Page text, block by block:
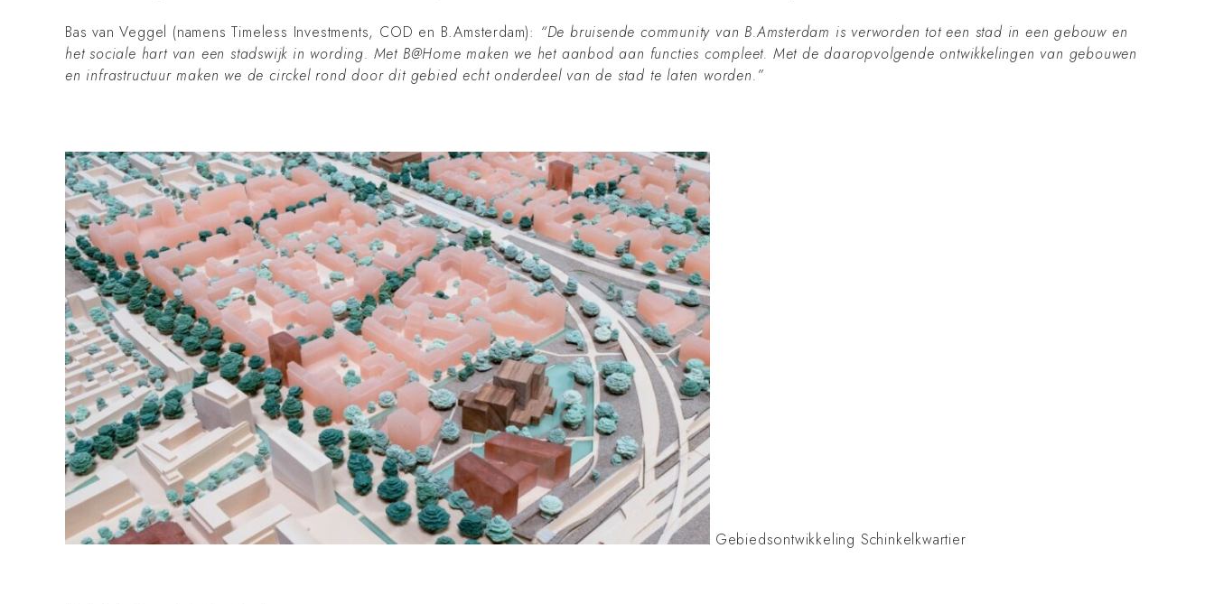
Bas van Veggel (namens Timeless Investments, COD en B.Amsterdam): “De bruisende community van B.Amsterdam is verworden tot een stad in een gebouw en
het sociale hart van een stadswijk in wording. Met B@Home maken we het aanbod aan functies compleet. Met de daaropvolgende ontwikkelingen van gebouwen
en infrastructuur maken we de circkel rond door dit gebied echt onderdeel van de stad te laten worden.”
Gebiedsontwikkeling Schinkelkwartier